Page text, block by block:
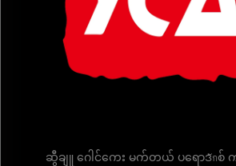
ဆွီချူ ဂေါင်ကေး မက်တယ် ပရောဒักစ်